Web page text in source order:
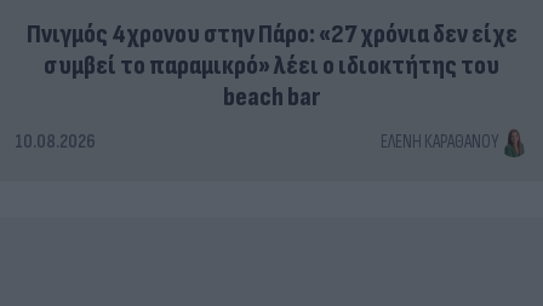
Πνιγμός 4χρονου στην Πάρο: «27 χρόνια δεν είχε
συμβεί το παραμικρό» λέει ο ιδιοκτήτης του
beach bar
10.08.2026 ΕΛΈΝΗ ΚΑΡΑΘΆΝΟΥ